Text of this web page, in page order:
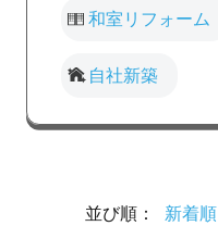
和室リフォーム
自社新築
並び順： 新着順